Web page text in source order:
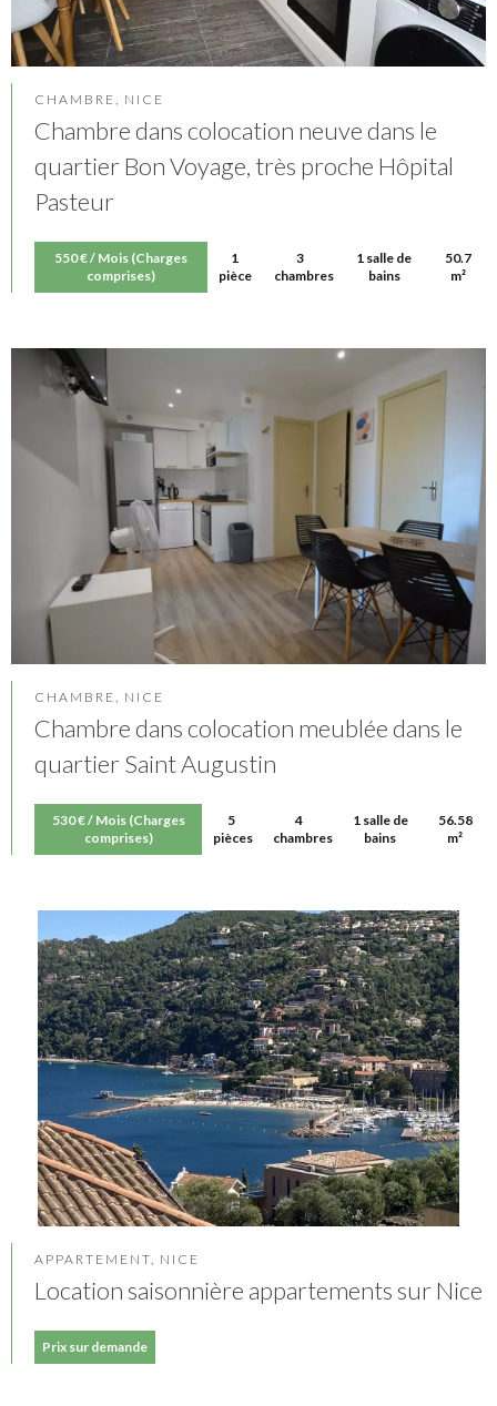
CHAMBRE, NICE
Chambre dans colocation neuve dans le
quartier Bon Voyage, très proche Hôpital
Pasteur
550 € / Mois (Charges
comprises)
1
pièce
3
chambres
1 salle de
bains
50.7
m²
CHAMBRE, NICE
Chambre dans colocation meublée dans le
quartier Saint Augustin
530 € / Mois (Charges
comprises)
5
pièces
4
chambres
1 salle de
bains
56.58
m²
APPARTEMENT, NICE
Location saisonnière appartements sur Nice
Prix sur demande